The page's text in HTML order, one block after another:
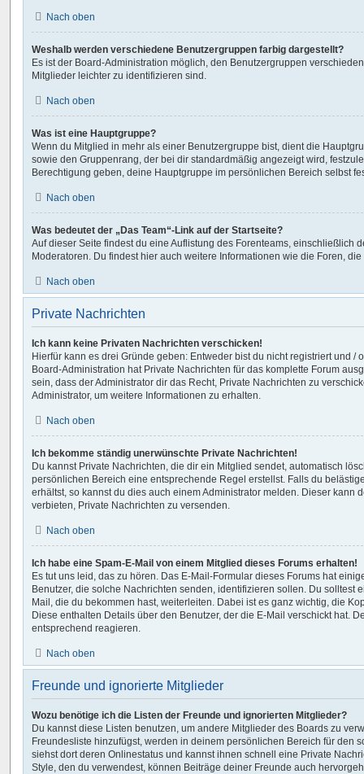
Nach oben
Weshalb werden verschiedene Benutzergruppen farbig dargestellt?
Es ist der Board-Administration möglich, den Benutzergruppen
Mitglieder leichter zu identifizieren sind.
Nach oben
Was ist eine Hauptgruppe?
Wenn du Mitglied in mehr als einer Benutzergruppe bist, dient die
sowie den Gruppenrang, der bei dir standardmäßig angezeigt wird,
Berechtigung geben, deine Hauptgruppe im persönlichen Bereich selbst
Nach oben
Was bedeutet der „Das Team“-Link auf der Startseite?
Auf dieser Seite findest du eine Auflistung des Forenteams, einschließlich
Moderatoren. Du findest hier auch weitere Informationen wie die Foren,
Nach oben
Private Nachrichten
Ich kann keine Privaten Nachrichten verschicken!
Hierfür kann es drei Gründe geben: Entweder bist du nicht registriert und /
Board-Administration hat Private Nachrichten für das komplette Forum
sein, dass der Administrator dir das Recht, Private Nachrichten zu
Administrator, um weitere Informationen zu erhalten.
Nach oben
Ich bekomme ständig unerwünschte Private Nachrichten!
Du kannst Private Nachrichten, die dir ein Mitglied sendet, automatisch
persönlichen Bereich eine entsprechende Regel erstellst. Falls du
erhältst, so kannst du dies auch einem Administrator melden. Dieser kann
verbieten, Private Nachrichten zu versenden.
Nach oben
Ich habe eine Spam-E-Mail von einem Mitglied dieses Forums erhalten!
Es tut uns leid, das zu hören. Das E-Mail-Formular dieses Forums hat
Benutzer, die solche Nachrichten senden, identifizieren sollen. Du solltest
Mail, die du bekommen hast, weiterleiten. Dabei ist es ganz wichtig, die
Diese enthalten Details über den Benutzer, der die E-Mail verschickt hat.
entsprechend reagieren.
Nach oben
Freunde und ignorierte Mitglieder
Wozu benötige ich die Listen der Freunde und ignorierten Mitglieder?
Du kannst diese Listen benutzen, um andere Mitglieder des Boards zu
Freundesliste hinzufügst, werden in deinem persönlichen Bereich für den
siehst dort deren Onlinestatus und kannst ihnen schnell eine Private
Style, den du verwendest, können Beiträge deiner Freunde auch